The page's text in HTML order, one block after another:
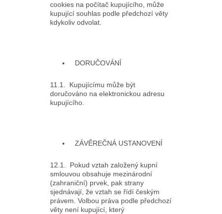
cookies na počítač kupujícího, může
kupující souhlas podle předchozí věty
kdykoliv odvolat.
DORUČOVÁNÍ
11.1. Kupujícímu může být
doručováno na elektronickou adresu
kupujícího.
ZÁVĚREČNÁ USTANOVENÍ
12.1. Pokud vztah založený kupní
smlouvou obsahuje mezinárodní
(zahraniční) prvek, pak strany
sjednávají, že vztah se řídí českým
právem. Volbou práva podle předchozí
věty není kupující, který